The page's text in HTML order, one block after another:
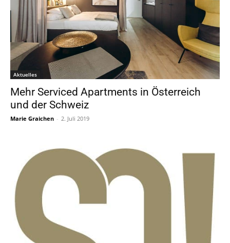
Aktuelles
Mehr Serviced Apartments in Österreich
und der Schweiz
Marie Graichen - 2. Juli 2019